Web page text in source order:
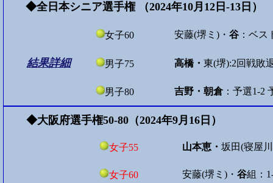
◆全日本シニア選手権 （2024年10月12日-13日
結果詳細
女子60 安藤(堺ミ)・谷 ：ベス
男子75 高橋・東(堺):2回戦敗
男子80 吉野・朝倉：予選1-2
◆大阪府選手権50-80（2024年9月16日）
女子55 山本恵・ 坂田(寝屋
女子60 安藤(堺ミ)・ 谷組：